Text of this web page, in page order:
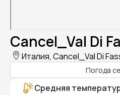
Cancel_Val Di
Италия, Cancel_Val Di
Погода
Средняя